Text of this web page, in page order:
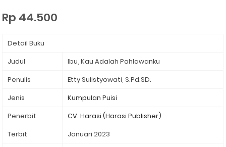
Rp 44.500
Detail Buku
Judul
Ibu, Kau Adalah Pahlawanku
Penulis
Etty Sulistyowati, S.Pd.SD.
Jenis
Kumpulan Puisi
Penerbit
CV. Harasi (Harasi Publisher)
Terbit
Januari 2023